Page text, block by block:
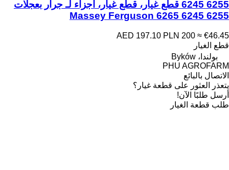
6245 6255 قطع غيار، قطع غيار، أجزاء لـ جرار بعجلات
Massey Ferguson 6265 6245 6255
AED 197.10 PLN 200 ≈ €46.45
قطع الغيار
بولندا، Byków
PHU AGROFARM
الاتصال بالبائع
يتعذر العثور على قطعة غيار؟
أرسل طلبًا الآن!
طلب قطعة الغيار